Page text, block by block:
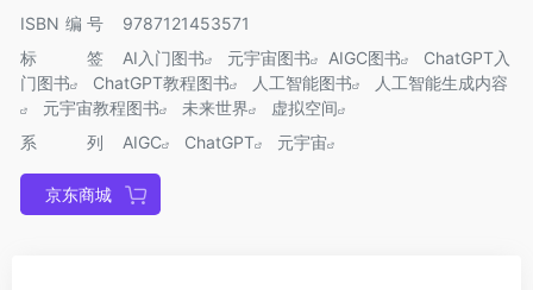
ISBN编号
9787121453571
标签
AI入门图书 元宇宙图书 AIGC图书
ChatGPT入
门图书
ChatGPT教程图书 人工智能图书
人工智能生成内容
元宇宙教程图书
未来世界
虚拟空间
系列
AIGC ChatGPT 元宇宙
京东商城